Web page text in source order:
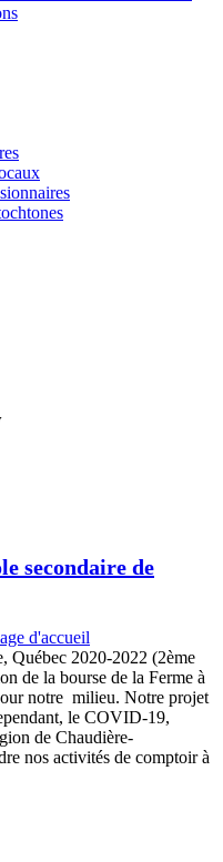
secondaire de
d'accueil
Québec 2020-2022 (2ème
de la bourse de la Ferme à
notre milieu. Notre projet
le COVID-19,
de Chaudière-
nos activités de comptoir à